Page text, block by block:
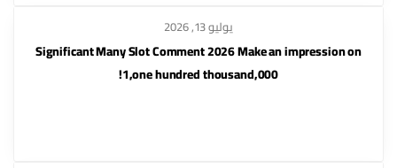
يوليو 13, 2026
Significant Many Slot Comment 2026 Make an impression on
1,one hundred thousand,000!